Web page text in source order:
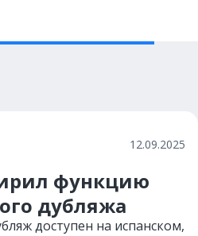
12.09.2025
функцию
дубляжа
доступен на испанском,